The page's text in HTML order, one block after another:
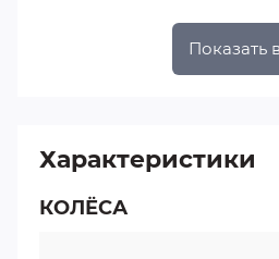
заказ через корзину или
может быть изменена
публичной офертой.
Показать
Характеристики
КОЛЁСА